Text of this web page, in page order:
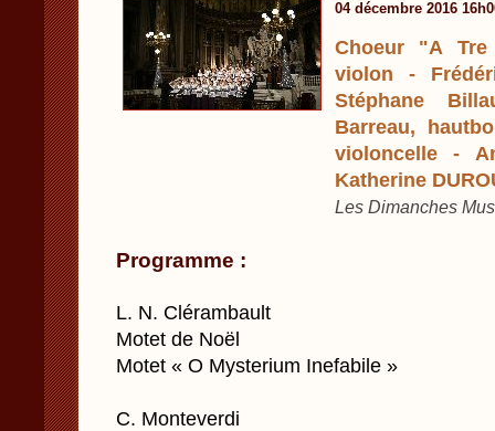
04 décembre 2016
Choeur "A
violon -
Stéphane
Barreau,
violoncelle -
Katherine
Les Dimanches
Programme :
L. N. Clérambault
Motet de Noël
Motet « O Mysterium Inefabile »
C. Monteverdi